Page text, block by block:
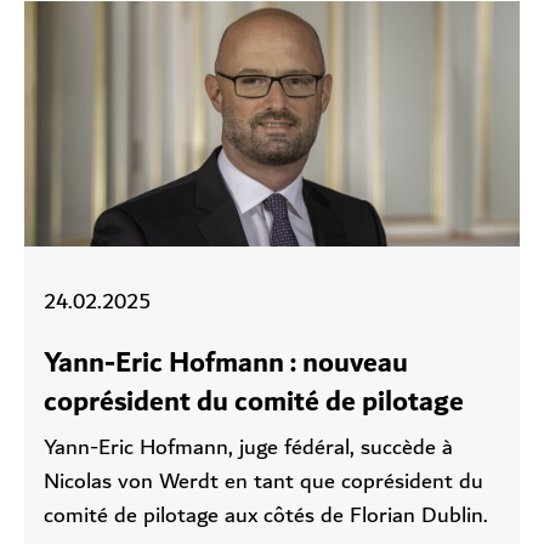
24.02.2025
Yann-Eric Hofmann : nouveau
coprésident du comité de pilotage
Yann-Eric Hofmann, juge fédéral, succède à
Nicolas von Werdt en tant que coprésident du
comité de pilotage aux côtés de Florian Dublin.